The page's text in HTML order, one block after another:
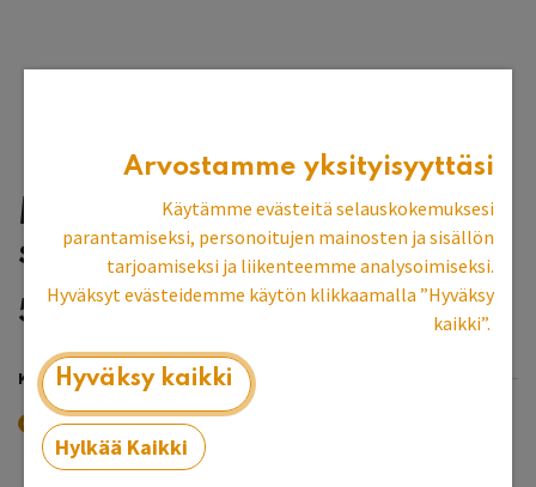
Matala sivupöytä
sorvatulla jalalla
517,13
KOKO
100x35x50 80x35x50
Arvostamme yksityisyyttäsi
Käytämme evästeitä selauskokemuksesi
parantamiseksi, personoitujen mainosten ja sisällön
tarjoamiseksi ja liikenteemme analysoimiseksi.
Hyväksyt evästeidemme käytön klikkaamalla ”Hyväksy
kaikki”.
Hyväksy kaikki
Hylkää Kaikki